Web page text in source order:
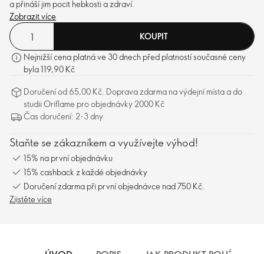
a přináší jim pocit hebkosti a zdraví.
Zobrazit více
KOUPIT
Nejnižší cena platná ve 30 dnech před platností současné ceny
byla 119,90 Kč
Doručení od 65,00 Kč. Doprava zdarma na výdejní místa a do
studii Oriflame pro objednávky 2000 Kč
Čas doručení: 2-3 dny
Staňte se zákazníkem a využívejte výhod!
15% na první objednávku
15% cashback z každé objednávky
Doručení zdarma při první objednávce nad 750 Kč.
Zjistěte více